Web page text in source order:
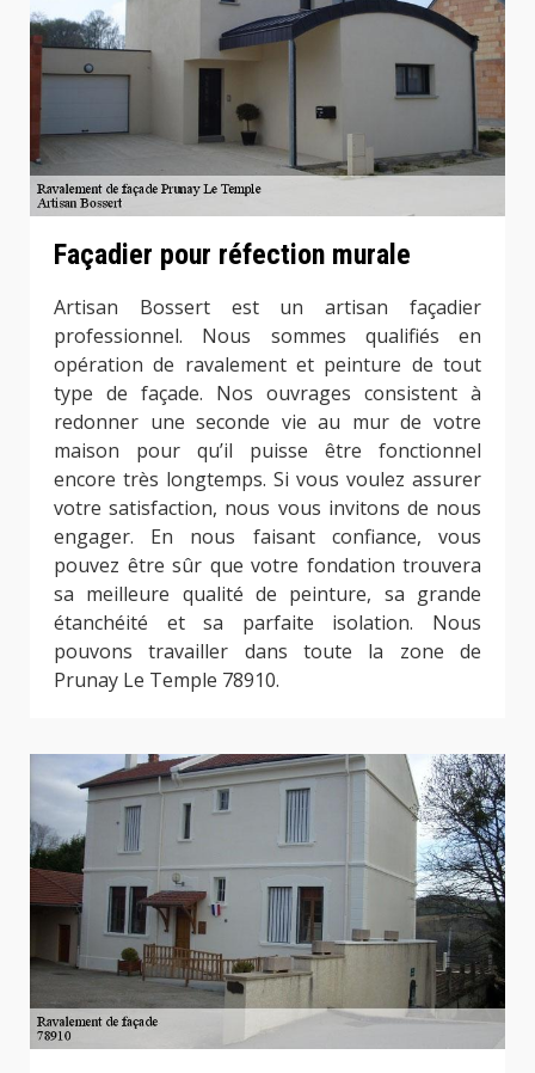
Façadier pour réfection murale
Artisan Bossert est un artisan façadier
professionnel. Nous sommes qualifiés en
opération de ravalement et peinture de tout
type de façade. Nos ouvrages consistent à
redonner une seconde vie au mur de votre
maison pour qu’il puisse être fonctionnel
encore très longtemps. Si vous voulez assurer
votre satisfaction, nous vous invitons de nous
engager. En nous faisant confiance, vous
pouvez être sûr que votre fondation trouvera
sa meilleure qualité de peinture, sa grande
étanchéité et sa parfaite isolation. Nous
pouvons travailler dans toute la zone de
Prunay Le Temple 78910.